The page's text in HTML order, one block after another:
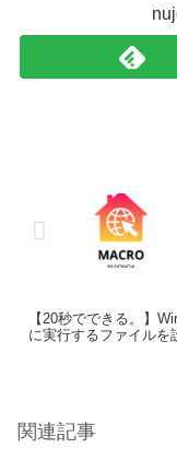
【20秒でできる。】
に実行するファイルを
関連記事